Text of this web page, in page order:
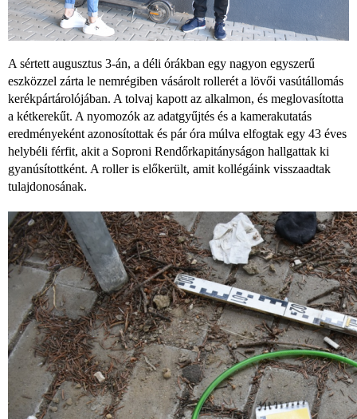
A sértett augusztus 3-án, a déli órákban egy nagyon egyszerű
eszközzel zárta le nemrégiben vásárolt rollerét a lövői vasútállomás
kerékpártárolójában. A tolvaj kapott az alkalmon, és meglovasította
a kétkerekűt. A nyomozók az adatgyűjtés és a kamerakutatás
eredményeként azonosítottak és pár óra múlva elfogtak egy 43 éves
helybéli férfit, akit a Soproni Rendőrkapitányságon hallgattak ki
gyanúsítottként. A roller is előkerült, amit kollégáink visszaadtak
tulajdonosának.